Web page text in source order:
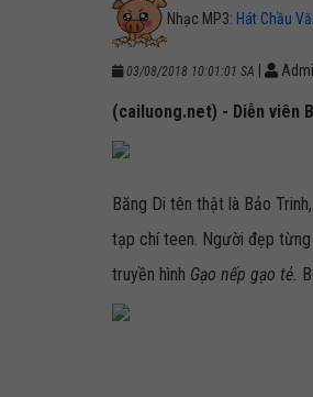
Nhạc MP3: Hát Chầu
03/08/2018 10:01:01 SA
(cailuong.net) - Diễn viên
Băng Di tên thật là Bảo
tạp chí teen. Người đẹp
truyền hình Gạo nếp gạo tẻ.